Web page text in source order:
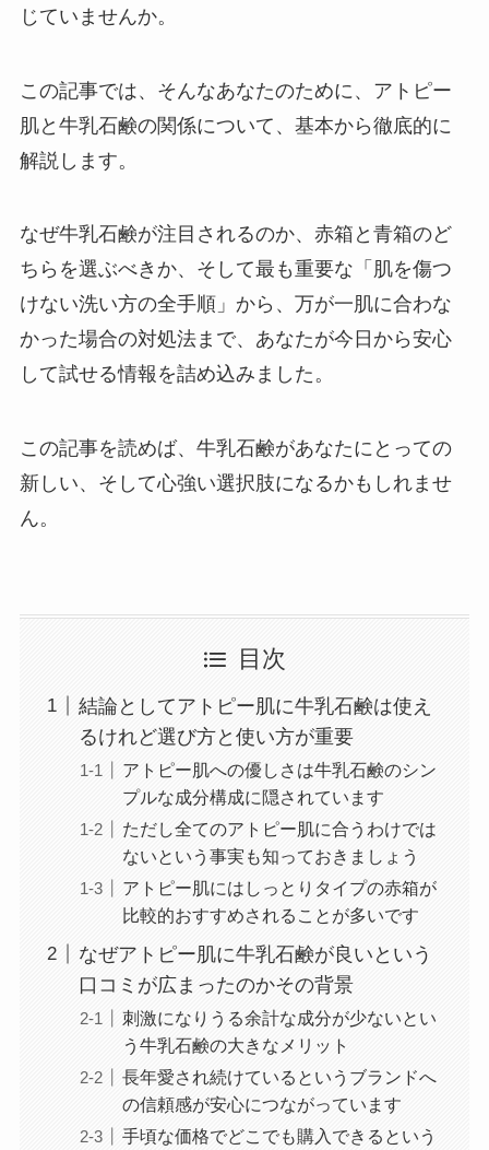
じていませんか。
この記事では、そんなあなたのために、アトピー
肌と牛乳石鹸の関係について、基本から徹底的に
解説します。
なぜ牛乳石鹸が注目されるのか、赤箱と青箱のど
ちらを選ぶべきか、そして最も重要な「肌を傷つ
けない洗い方の全手順」から、万が一肌に合わな
かった場合の対処法まで、あなたが今日から安心
して試せる情報を詰め込みました。
この記事を読めば、牛乳石鹸があなたにとっての
新しい、そして心強い選択肢になるかもしれませ
ん。
目次
結論としてアトピー肌に牛乳石鹸は使え
るけれど選び方と使い方が重要
アトピー肌への優しさは牛乳石鹸のシン
プルな成分構成に隠されています
ただし全てのアトピー肌に合うわけでは
ないという事実も知っておきましょう
アトピー肌にはしっとりタイプの赤箱が
比較的おすすめされることが多いです
なぜアトピー肌に牛乳石鹸が良いという
口コミが広まったのかその背景
刺激になりうる余計な成分が少ないとい
う牛乳石鹸の大きなメリット
長年愛され続けているというブランドへ
の信頼感が安心につながっています
手頃な価格でどこでも購入できるという